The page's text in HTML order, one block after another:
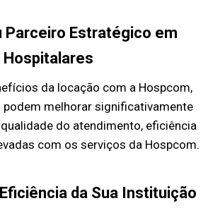
Parceiro Estratégico em
Hospitalares
da locação com a Hospcom,
podem melhorar significativamente
do atendimento, eficiência
com os serviços da Hospcom.
da Sua Instituição